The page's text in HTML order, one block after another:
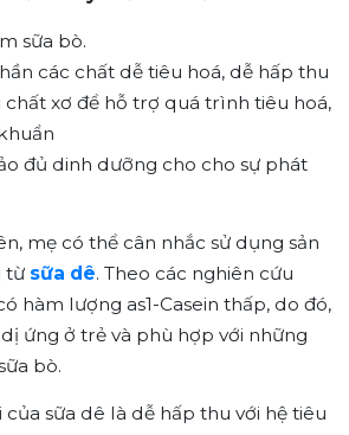
sữa bò.
các chất dễ tiêu hoá, dễ hấp thu
chất xơ để hỗ trợ quá trình tiêu hoá,
đủ dinh dưỡng cho cho sự phát
mẹ có thể cân nhắc sử dụng sản
từ sữa dê. Theo các nghiên cứu
hàm lượng as1-Casein thấp, do đó,
ứng ở trẻ và phù hợp với những
bò.
sữa dê là dễ hấp thu với hệ tiêu